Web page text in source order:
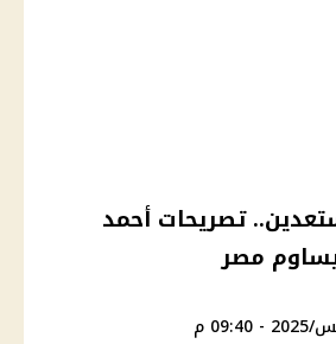
مستعدين.. تصريحات أحمد
مصر